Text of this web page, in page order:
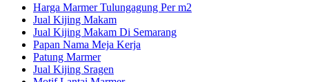
Harga Marmer Tulungagung Per m2
Jual Kijing Makam
Jual Kijing Makam Di Semarang
Papan Nama Meja Kerja
Patung Marmer
Jual Kijing Sragen